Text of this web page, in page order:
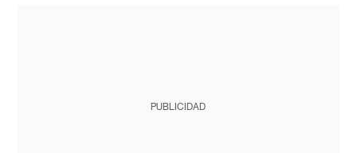
PUBLICIDAD